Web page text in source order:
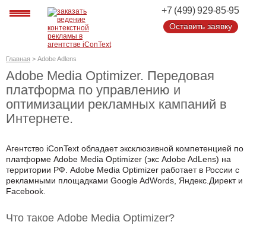
+7 (499) 929-85-95
Оставить заявку
Оставить заявку
Главная > Adobe Adlens
Adobe Media Optimizer. Передовая
платформа по управлению и
оптимизации рекламных кампаний в
Интернете.
Агентство iConText обладает эксклюзивной компетенцией по
платформе Adobe Media Optimizer (экс Adobe AdLens) на
территории РФ. Adobe Media Optimizer работает в России с
рекламными площадками Google AdWords, Яндекс.Директ и
Facebook.
Что такое Adobe Media Optimizer?